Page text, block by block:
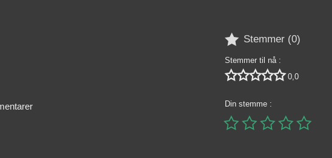
 Stemmer (0)
Stemmer til nå :
 0,0
Din stemme :
